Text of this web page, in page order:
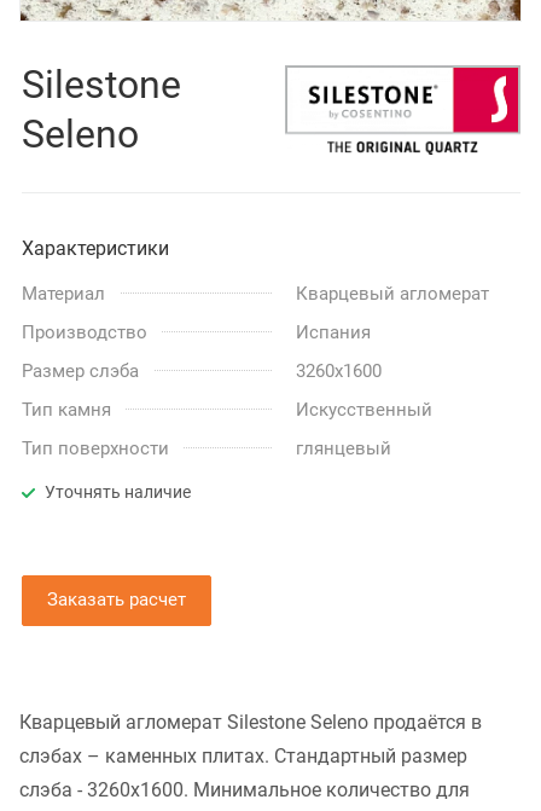
Silestone
Seleno
Характеристики
Материал
Кварцевый агломерат
Производство
Испания
Размер слэба
3260x1600
Тип камня
Искусственный
Тип поверхности
глянцевый
Уточнять наличие
Заказать расчет
Кварцевый агломерат Silestone Seleno продаётся в
слэбах – каменных плитах. Стандартный размер
слэба - 3260x1600. Минимальное количество для